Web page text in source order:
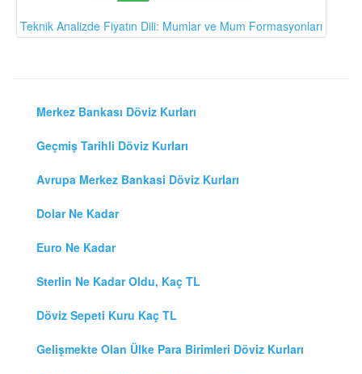
Teknik Analizde Fiyatın Dili: Mumlar ve Mum Formasyonları
Merkez Bankası Döviz Kurları
Geçmiş Tarihli Döviz Kurları
Avrupa Merkez Bankasi Döviz Kurları
Dolar Ne Kadar
Euro Ne Kadar
Sterlin Ne Kadar Oldu, Kaç TL
Döviz Sepeti Kuru Kaç TL
Gelişmekte Olan Ülke Para Birimleri Döviz Kurları